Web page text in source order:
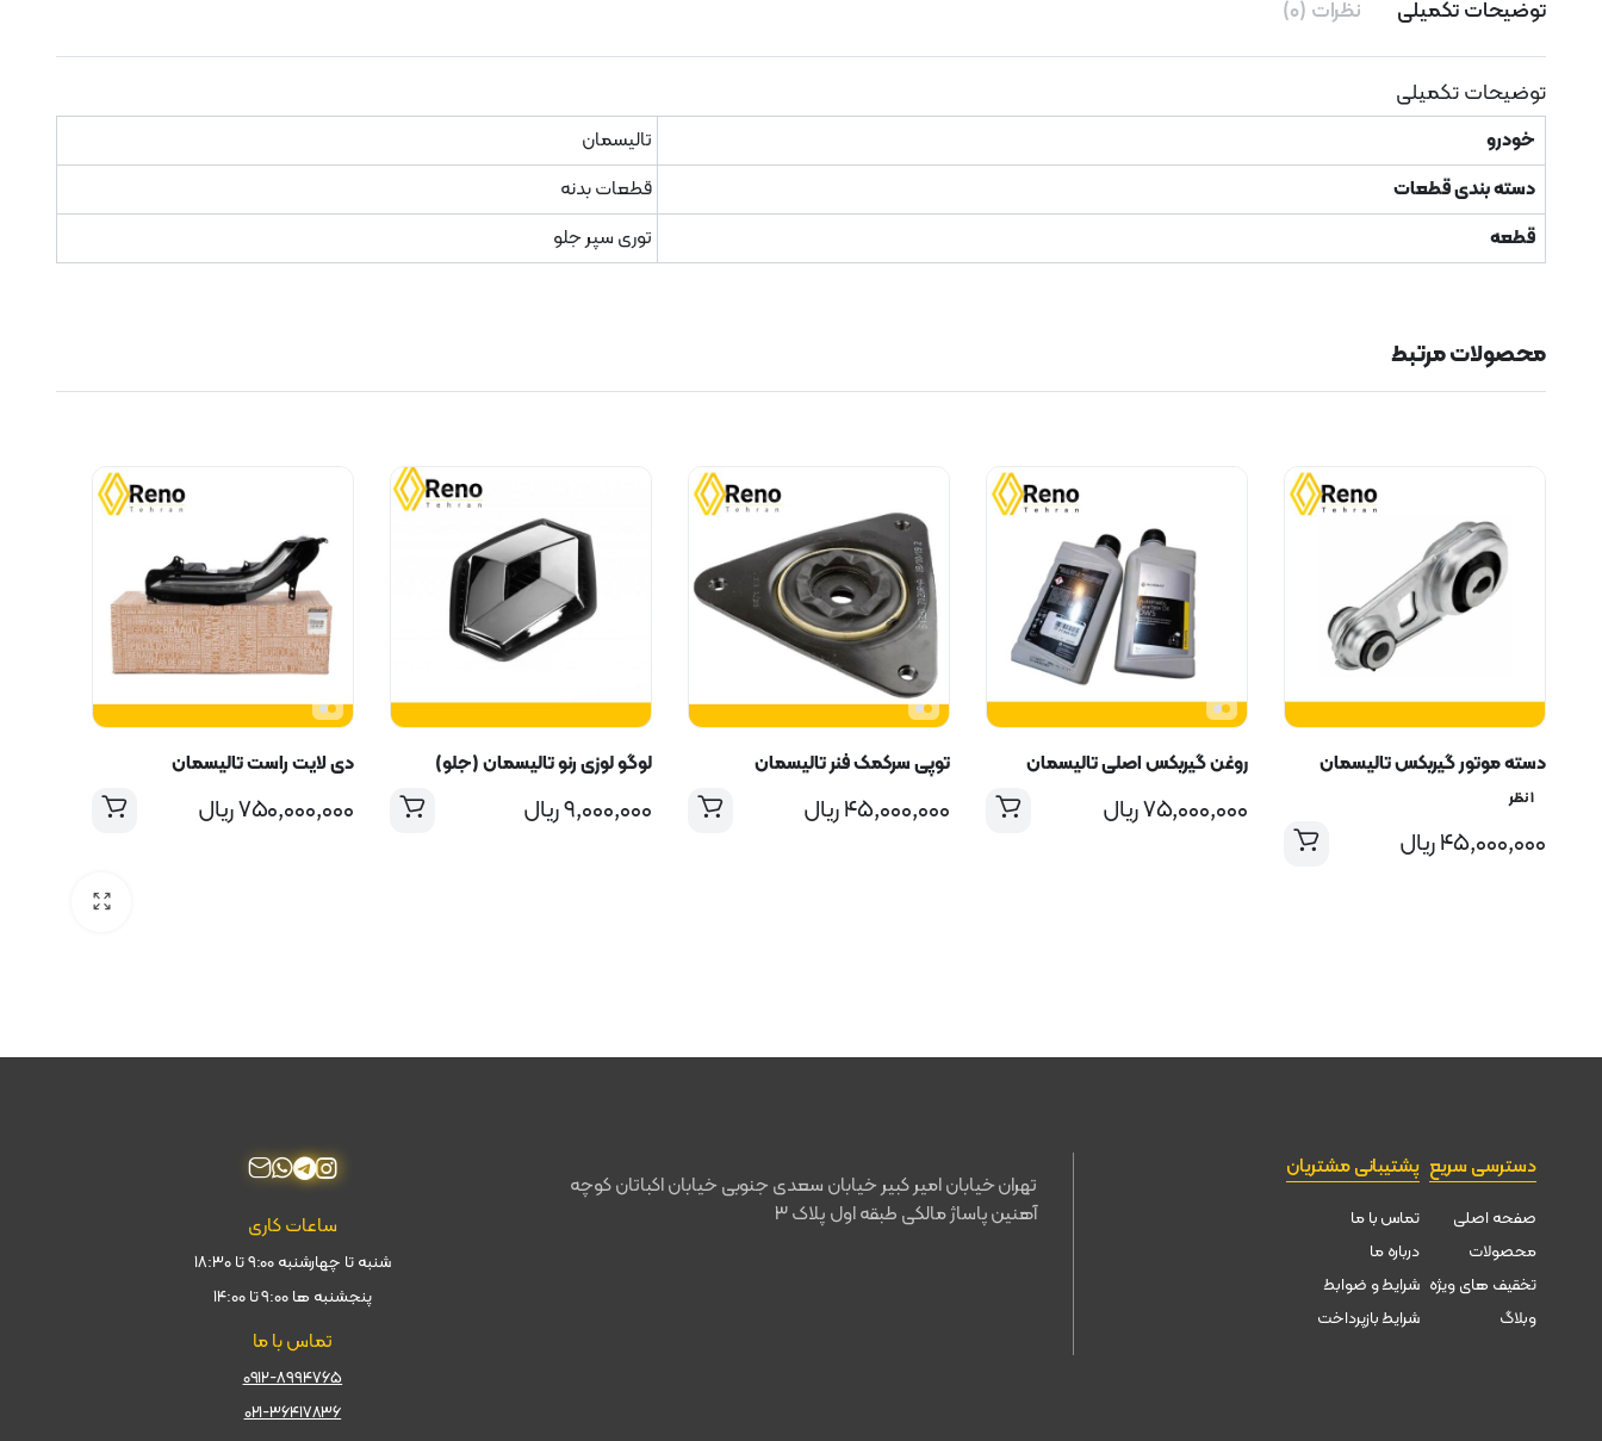
توضیحات تکمیلی نظرات (۰)
توضیحات تکمیلی
خودرو
تالیسمان
دسته بندی قطعات
قطعات بدنه
قطعه
توری سپر جلو
محصولات مرتبط
دسته موتور گیربکس تالیسمان
۱ نظر
۴۵,۰۰۰,۰۰۰ریال
روغن گیربکس اصلی تالیسمان
۷۵,۰۰۰,۰۰۰ریال
توپی سرکمک فنر تالیسمان
۴۵,۰۰۰,۰۰۰ریال
لوگو لوزی رنو تالیسمان (جلو)
۹,۰۰۰,۰۰۰ریال
دی لایت راست تالیسمان
۷۵۰,۰۰۰,۰۰۰ریال
دسترسی سریع
صفحه اصلی
محصولات
تخقیف های ویژه
وبلاگ
پشتیبانی مشتریان
تماس با ما
درباره ما
شرایط و ضوابط
شرایط بازپرداخت
تهران خیابان امیر کبیر خیابان سعدی جنوبی خیابان اکباتان کوچه
آهنین پاساژ مالکی طبقه اول پلاک ۳
ساعات کاری
شنبه تا چهارشنبه ۹:۰۰ تا ۱۸:۳۰
پنجشنبه ها ۹:۰۰ تا ۱۴:۰۰
تماس با ما
۰۹۱۲-۸۹۹۴۷۶۵
۰۲۱-۳۶۴۱۷۸۳۶